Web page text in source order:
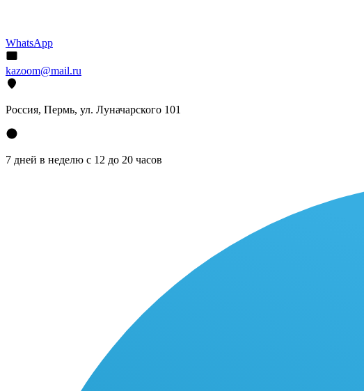
WhatsApp
kazoom@mail.ru
Россия, Пермь, ул. Луначарского 101
7 дней в неделю с 12 до 20 часов